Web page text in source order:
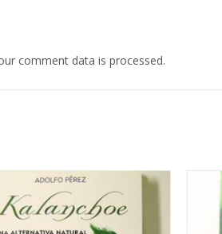
comment data is processed.